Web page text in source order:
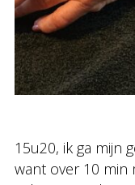
15u20, ik ga mijn
want over 10 min